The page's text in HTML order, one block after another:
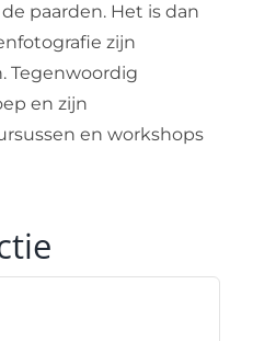
paarden. Het is dan
zijn
Tegenwoordig
en zijn
en workshops